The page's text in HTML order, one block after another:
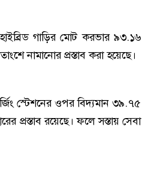
গাড়ির মোট করভার ৯৩.১৬
নামানোর প্রস্তাব করা হয়েছে।
স্টেশনের ওপর বিদ্যমান ৩৯.৭৫
প্রস্তাব রয়েছে। ফলে সস্তায় সেবা